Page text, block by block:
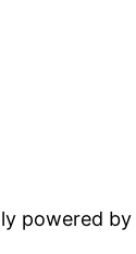
powered by